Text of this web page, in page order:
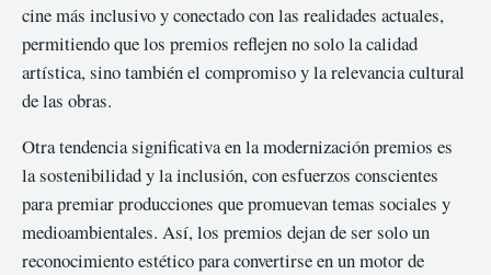
cine más inclusivo y conectado con las realidades actuales,
permitiendo que los premios reflejen no solo la calidad
artística, sino también el compromiso y la relevancia cultural
de las obras.
Otra tendencia significativa en la modernización premios es
la sostenibilidad y la inclusión, con esfuerzos conscientes
para premiar producciones que promuevan temas sociales y
medioambientales. Así, los premios dejan de ser solo un
reconocimiento estético para convertirse en un motor de